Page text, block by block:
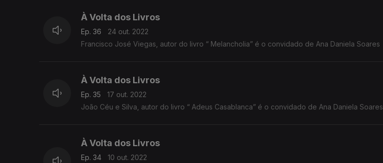
À Volta dos Livros
Ep. 36
24 out. 2022
Francisco José Viegas, autor do livro “ Melancholia” é o convidado de Ana Daniela Soares
À Volta dos Livros
Ep. 35
17 out. 2022
João Céu e Silva, autor do livro “ Adeus Casablanca” é o convidado de Ana Daniela Soares
À Volta dos Livros
Ep. 34 10 out. 2022